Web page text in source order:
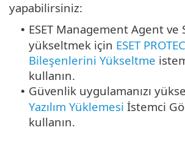
yapabilirsiniz:
• ESET Management Agent ve
yükseltmek için ESET
Bileşenlerini Yükseltme
kullanın.
• Güvenlik uygulamanızı
Yazılım Yüklemesi İstemci
kullanın.